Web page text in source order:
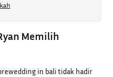
Memilih
in bali tidak hadir